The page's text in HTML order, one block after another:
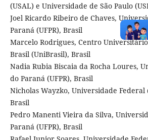
(USAL) e Universidade de São Paulo
Joel Ricardo Ribeiro de Chaves,
Paraná (UFPR), Brasil
Marcelo Rodrigues, Centro
Brasil (UniBrasil), Brasil
Nadia Rubia Biscaia da Rocha Loures,
do Paraná (UFPR), Brasil
Nicholas Wayzko, Universidade Federal
Brasil
Pedro Manenti Vieira da Silva,
Paraná (UFPR), Brasil